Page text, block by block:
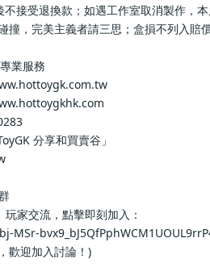
接受退換款；如遇工作室取消製作，本
撞，完美主義者請三思；盒損不列入賠
業服務
分享和買賣谷」
家交流，點擊即刻加入：
MSr-
歡迎加入討論！)